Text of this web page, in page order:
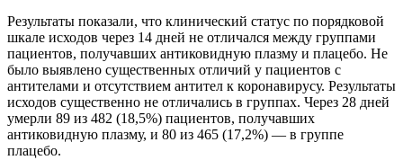
Результаты показали, что клинический статус по порядковой
шкале исходов через 14 дней не отличался между группами
пациентов, получавших антиковидную плазму и плацебо. Не
было выявлено существенных отличий у пациентов с
антителами и отсутствием антител к коронавирусу. Результаты
исходов существенно не отличались в группах. Через 28 дней
умерли 89 из 482 (18,5%) пациентов, получавших
антиковидную плазму, и 80 из 465 (17,2%) — в группе
плацебо.